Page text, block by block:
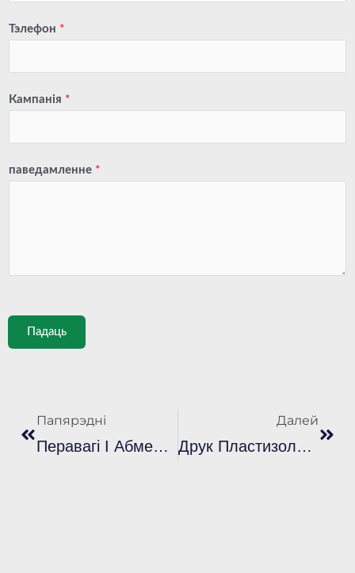
Тэлефон *
Кампанія *
паведамленне *
Падаць
Папярэдні
Перавагі І Абмежаванні Пластызолевых Чарнілаў У Трафарэтным Друку
Далей
Друк Пластизолевыми Чарніламі: Поўнае Кіраўніцтва Па Працэсе